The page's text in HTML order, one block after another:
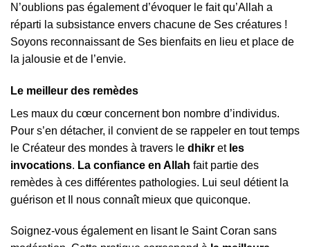
N’oublions pas également d’évoquer le fait qu’Allah a
réparti la subsistance envers chacune de Ses créatures !
Soyons reconnaissant de Ses bienfaits en lieu et place de
la jalousie et de l’envie.
Le meilleur des remèdes
Les maux du cœur concernent bon nombre d’individus.
Pour s’en détacher, il convient de se rappeler en tout temps
le Créateur des mondes à travers le dhikr et les
invocations. La confiance en Allah fait partie des
remèdes à ces différentes pathologies. Lui seul détient la
guérison et Il nous connaît mieux que quiconque.
Soignez-vous également en lisant le Saint Coran sans